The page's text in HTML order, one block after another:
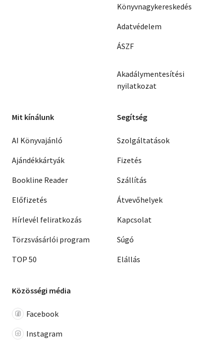
Könyvnagykereskedés
Adatvédelem
ÁSZF
Akadálymentesítési
nyilatkozat
Mit kínálunk
AI Könyvajánló
Ajándékkártyák
Bookline Reader
Előfizetés
Hírlevél feliratkozás
Törzsvásárlói program
TOP 50
Segítség
Szolgáltatások
Fizetés
Szállítás
Átvevőhelyek
Kapcsolat
Súgó
Elállás
Közösségi média
Facebook
Instagram